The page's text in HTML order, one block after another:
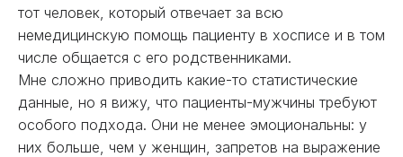
тот человек, который отвечает за всю
немедицинскую помощь пациенту в хосписе и в том
числе общается с его родственниками.
Мне сложно приводить какие-то статистические
данные, но я вижу, что пациенты-мужчины требуют
особого подхода. Они не менее эмоциональны: у
них больше, чем у женщин, запретов на выражение